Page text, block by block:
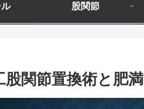
股関節
関節置換術と肥満